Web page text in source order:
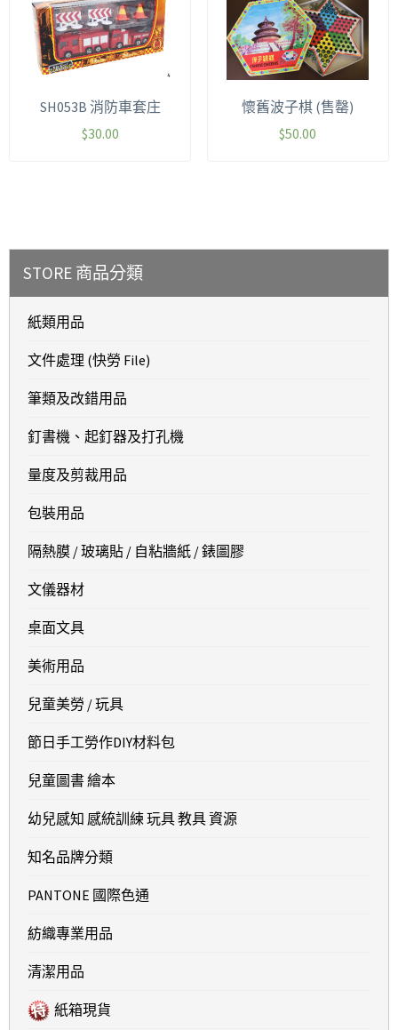
SH053B 消防車套庄
$30.00
懷舊波子棋 (售罄)
$50.00
STORE 商品分類
紙類用品
文件處理 (快勞 File)
筆類及改錯用品
釘書機、起釘器及打孔機
量度及剪裁用品
包裝用品
隔熱膜 / 玻璃貼 / 自粘牆紙 / 錶圖膠
文儀器材
桌面文具
美術用品
兒童美勞 / 玩具
節日手工勞作DIY材料包
兒童圖書 繪本
幼兒感知 感統訓練 玩具 教具 資源
知名品牌分類
PANTONE 國際色通
紡織專業用品
清潔用品
紙箱現貨